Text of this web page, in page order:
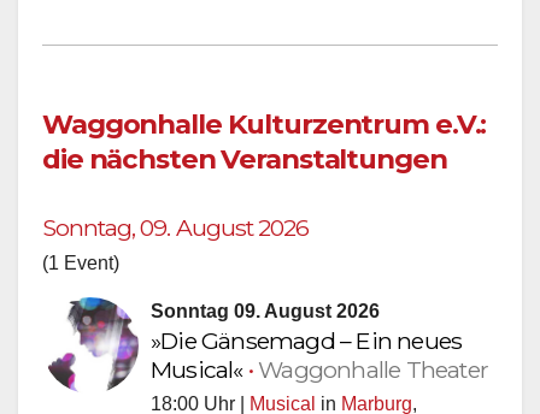
Waggonhalle Kulturzentrum e.V.:
die nächsten Veranstaltungen
Sonntag, 09. August 2026
(1 Event)
Sonntag 09. August 2026
»Die Gänsemagd – Ein neues
Musical« • Waggonhalle Theater
18:00 Uhr | Musical in Marburg,